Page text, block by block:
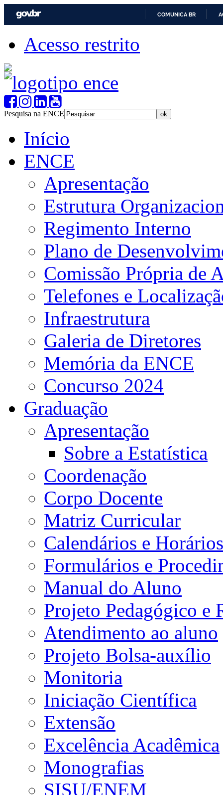
COMUNICA BR
Acesso restrito
Pesquisa na ENCE
Início
ENCE
Apresentação
Estrutura
Regimento Interno
Plano de
Comissão Própria de
Telefones e
Infraestrutura
Galeria de Diretores
Memória da ENCE
Concurso 2024
Graduação
Apresentação
Sobre a Estatística
Coordenação
Corpo Docente
Matriz Curricular
Calendários e Horários
Formulários e
Manual do Aluno
Projeto Pedagógico e
Atendimento ao aluno
Projeto Bolsa-auxílio
Monitoria
Iniciação Científica
Extensão
Excelência Acadêmica
Monografias
SISU/ENEM